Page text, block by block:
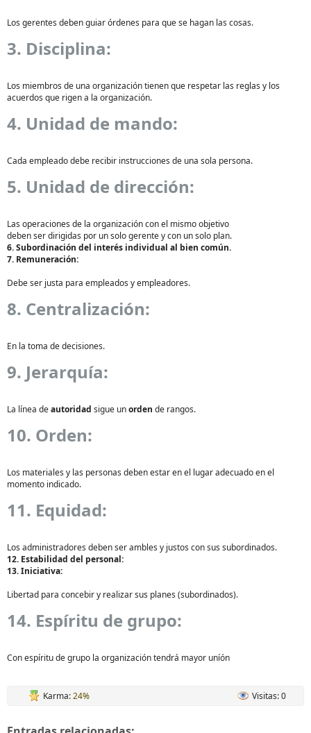
Los gerentes deben guiar órdenes para que se hagan las cosas.
3. Disciplina:
Los miembros de una organización tienen que respetar las reglas y los
acuerdos que rigen a la organización.
4. Unidad de mando:
Cada empleado debe recibir instrucciones de una sola persona.
5. Unidad de dirección:
Las operaciones de la organización con el mismo objetivo
deben ser dirigidas por un solo gerente y con un solo plan.
6. Subordinación del interés individual al bien común.
7. Remuneración:
Debe ser justa para empleados y empleadores.
8. Centralización:
En la toma de decisiones.
9. Jerarquía:
La línea deautoridad sigue unorden de rangos.
10. Orden:
Los materiales y las personas deben estar en el lugar adecuado en el
momento indicado.
11. Equidad:
Los administradores deben ser ambles y justos con sus subordinados.
12. Estabilidad del personal:
13. Iniciativa:
Libertad para concebir y realizar sus planes (subordinados).
14. Espíritu de grupo:
Con espíritu de grupo la organización tendrá mayor uníón
Karma:24% Visitas: 0